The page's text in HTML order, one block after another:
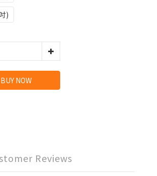
)
BUY NOW
Reviews